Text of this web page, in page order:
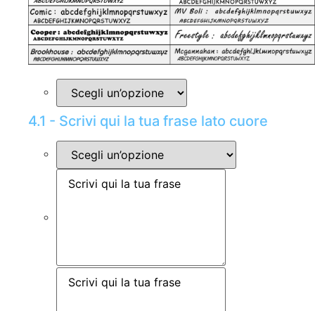
4.1 - Scrivi qui la tua frase lato cuore